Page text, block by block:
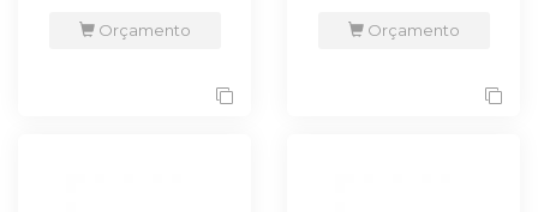
Orçamento Orçamento